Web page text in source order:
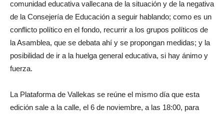
comunidad educativa vallecana de la situación y de la negativa
de la Consejería de Educación a seguir hablando; como es un
conflicto político en el fondo, recurrir a los grupos políticos de
la Asamblea, que se debata ahí y se propongan medidas; y la
posibilidad de ir a la huelga general educativa, si hay ánimo y
fuerza.
La Plataforma de Vallekas se reúne el mismo día que esta
edición sale a la calle, el 6 de noviembre, a las 18:00, para